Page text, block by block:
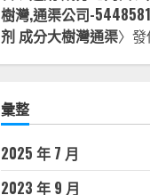
樹灣,通渠公司-
剂 成分大樹灣通渠〉
彙整
2025 年 7 月
2023 年 9 月